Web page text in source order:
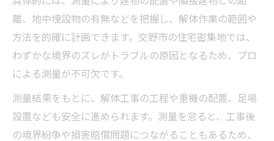
離、地中埋設物の有無などを把握し、解体作業の範囲や
方法を的確に計画できます。交野市の住宅密集地では、
わずかな境界のズレがトラブルの原因となるため、プロ
による測量が不可欠です。
測量結果をもとに、解体工事の工程や重機の配置、足場
設置なども安全に進められます。測量を怠ると、工事後
の境界紛争や損害賠償問題につながることもあるため、